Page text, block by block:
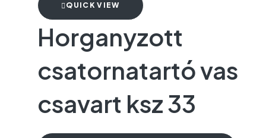
QUICK VIEW
Horganyzott
csatornatartó vas
csavart ksz 33